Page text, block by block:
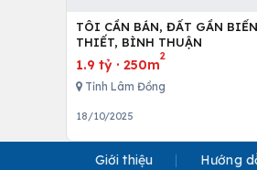
TÔI CẦN BÁN, ĐẤT GẦN
THIẾT, BÌNH THUẬN
1.9 tỷ · 250m
2
Tỉnh Lâm Đồng
18/10/2025
Giới thiệu Hướng